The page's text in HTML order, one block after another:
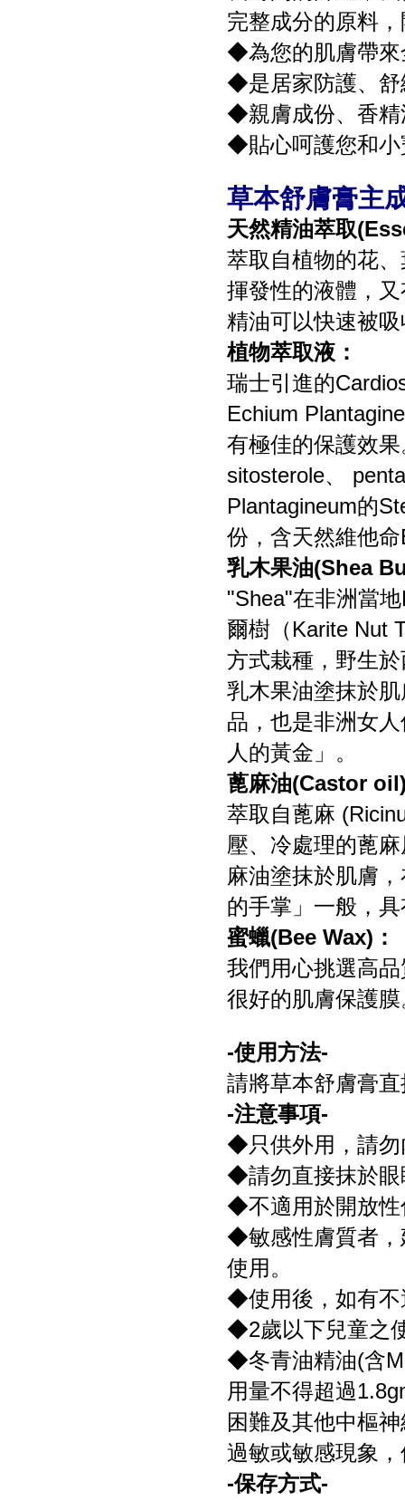
完整成分的原料
◆為您的肌膚帶來
◆是居家防護、舒
◆親膚成份、香精
◆貼心呵護您和小
草本舒膚膏主
天然精油萃取
萃取自植物的花
揮發性的液體，
精油可以快速被
植物萃取液：
瑞士引進的
Echium
有極佳的保護效
sitosterole、
Plantagineum的
份，含天然維他
乳木果油(Shea
"Shea"在非洲當
爾樹（Karite Nut
方式栽種，野生
乳木果油塗抹於
品，也是非洲女
人的黃金」。
蓖麻油(Castor
萃取自蓖麻
壓、冷處理的蓖
麻油塗抹於肌膚
的手掌」一般，
蜜蠟(Bee Wax)：
我們用心挑選高
很好的肌膚保護膜
-使用方法-
請將草本舒膚膏
-注意事項-
◆只供外用，請勿
◆請勿直接抹於眼
◆不適用於開放性
◆敏感性膚質者，
使用。
◆使用後，如有不
◆2歲以下兒童之
◆冬青油精油(含
用量不得超過
困難及其他中樞
過敏或敏感現象
-保存方式-